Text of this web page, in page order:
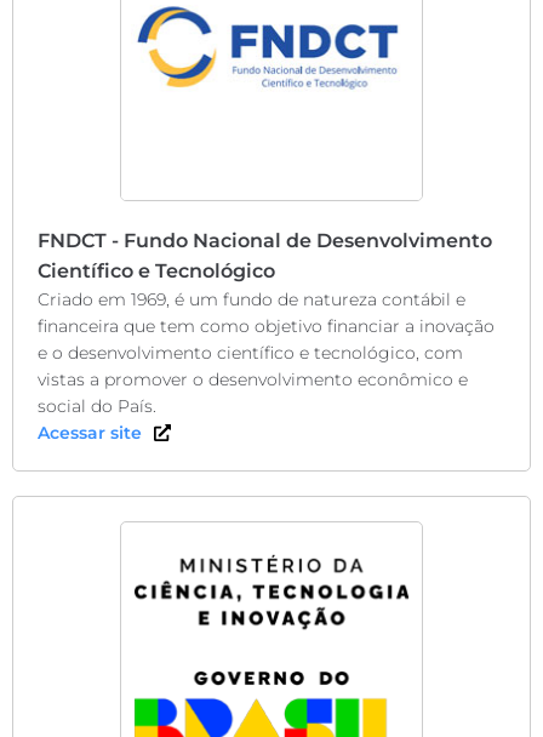
FNDCT - Fundo Nacional de Desenvolvimento
Científico e Tecnológico
Criado em 1969, é um fundo de natureza contábil e
financeira que tem como objetivo financiar a inovação
e o desenvolvimento científico e tecnológico, com
vistas a promover o desenvolvimento econômico e
social do País.
Acessar site